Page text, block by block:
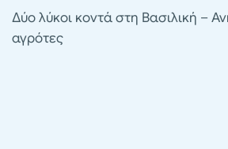
Δύο λύκοι κοντά στη Βασιλική –
αγρότες